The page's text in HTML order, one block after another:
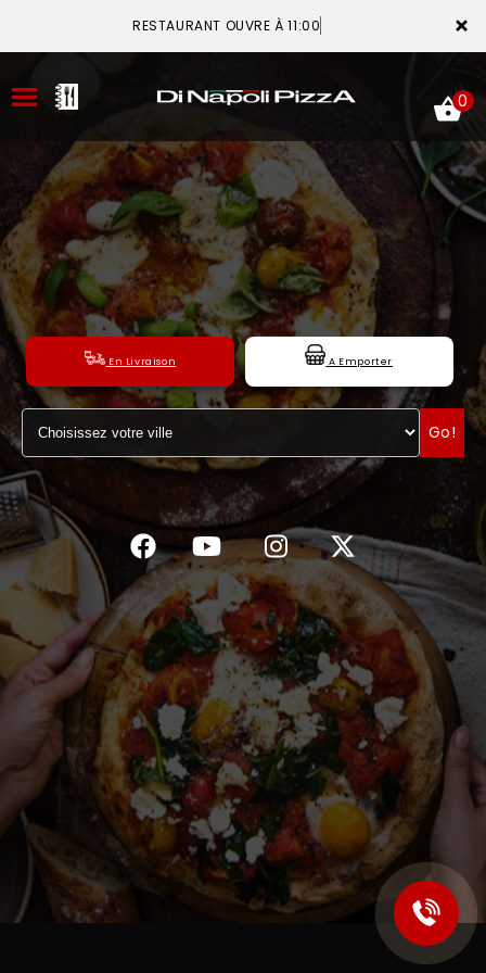
×
RESTAURANT OUVRE À 11:00
ACCUEIL
LA CARTE
VOTRE COMPTE
NOTRE RESTAURANT
VOS AVIS
MENTIONS LÉGALES
C.G.V
0
En Livraison A Emporter
Go!